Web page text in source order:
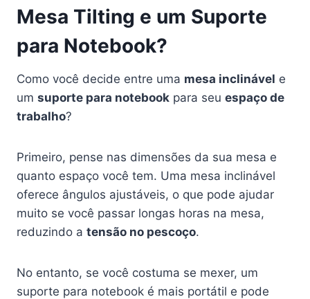
Mesa Tilting e um Suporte
para Notebook?
Como você decide entre uma mesa inclinável e
um suporte para notebook para seu espaço de
trabalho?
Primeiro, pense nas dimensões da sua mesa e
quanto espaço você tem. Uma mesa inclinável
oferece ângulos ajustáveis, o que pode ajudar
muito se você passar longas horas na mesa,
reduzindo a tensão no pescoço.
No entanto, se você costuma se mexer, um
suporte para notebook é mais portátil e pode